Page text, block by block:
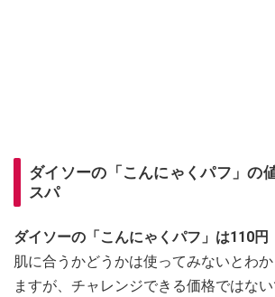
ダイソーの「こんにゃくパフ」の
スパ
ダイソーの「こんにゃくパフ」は110円
肌に合うかどうかは使ってみないとわ
ますが、チャレンジできる価格ではな